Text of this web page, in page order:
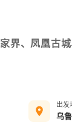
界、凤凰古
出发
乌